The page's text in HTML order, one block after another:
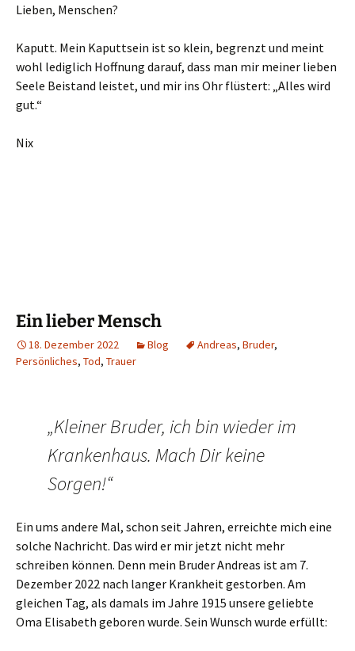
Lieben, Menschen?
Kaputt. Mein Kaputtsein ist so klein, begrenzt und meint
wohl lediglich Hoffnung darauf, dass man mir meiner lieben
Seele Beistand leistet, und mir ins Ohr flüstert: „Alles wird
gut.“
Nix
Ein lieber Mensch
18. Dezember 2022 Blog Andreas, Bruder,
Persönliches, Tod, Trauer
„Kleiner Bruder, ich bin wieder im
Krankenhaus. Mach Dir keine
Sorgen!“
Ein ums andere Mal, schon seit Jahren, erreichte mich eine
solche Nachricht. Das wird er mir jetzt nicht mehr
schreiben können. Denn mein Bruder Andreas ist am 7.
Dezember 2022 nach langer Krankheit gestorben. Am
gleichen Tag, als damals im Jahre 1915 unsere geliebte
Oma Elisabeth geboren wurde. Sein Wunsch wurde erfüllt: